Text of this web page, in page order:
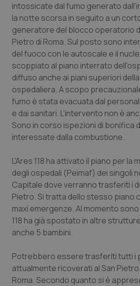
Basilicata
Calabria
Campania
Emilia-Romagna
Friuli Venezia Giulia
Lazio
Liguria
Lombardia
Marche
Piemonte
Artrite & artrosi
Asma & BPCO
Car-T
Colesterolo &
Dermatite Atopica
Diabete & glucometri
Disturbi dell’umore
Dolore
Donna & Salute
HIV
QS Club Newsletter
intossicate dal fumo generato
la notte scorsa in seguito a un
generatore del blocco operatorio
Pietro di Roma. Sul posto sono
del fuoco con le autoscale e il
scoppiato al piano interrato
diffuso anche ai piani superiori
ospedaliera. A scopo
fumo è stata evacuata dal
e dai sanitari. L'intervento non è
Sono in corso ispezioni di bonifica
interessate dalla combustione.
L'Ares 118 ha attivato il piano per la
degli ospedali (Peimaf) dei singoli
Capitale dove verranno trasferiti i
Pietro. Si tratta dello stesso piano
maxi emergenze. Al momento sono
118 ha già spostato in altre
anche 5 bambini.
Potrebbero essere trasferiti tutti i
attualmente ricoverati al San Pietro
Roma. Secondo quanto si è